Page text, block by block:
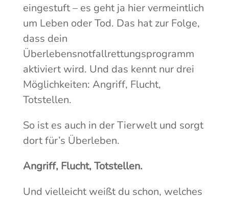
eingestuft – es geht ja hier vermeintlich
um Leben oder Tod. Das hat zur Folge,
dass dein
Überlebensnotfallrettungsprogramm
aktiviert wird. Und das kennt nur drei
Möglichkeiten: Angriff, Flucht,
Totstellen.
So ist es auch in der Tierwelt und sorgt
dort für’s Überleben.
Angriff, Flucht, Totstellen.
Und vielleicht weißt du schon, welches